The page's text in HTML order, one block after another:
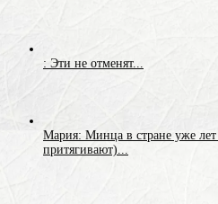
: Эти не отменят...
Мария: Минца в стране уже лет
притягивают)...